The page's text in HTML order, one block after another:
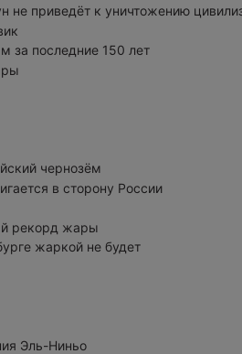
не приведёт к уничтожению
за последние 150 лет
чернозём
в сторону России
рекорд жары
жаркой не будет
Эль-Ниньо